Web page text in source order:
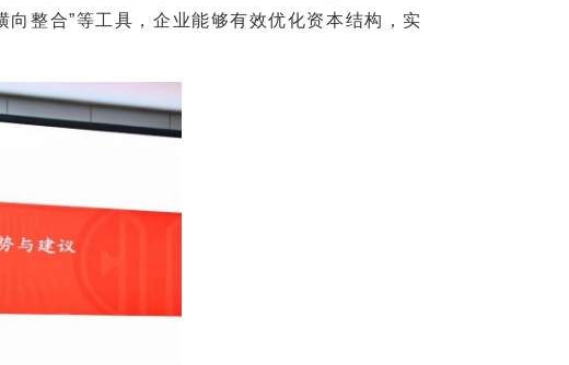
向整合”等工具，企业能够有效优化资本结构，实